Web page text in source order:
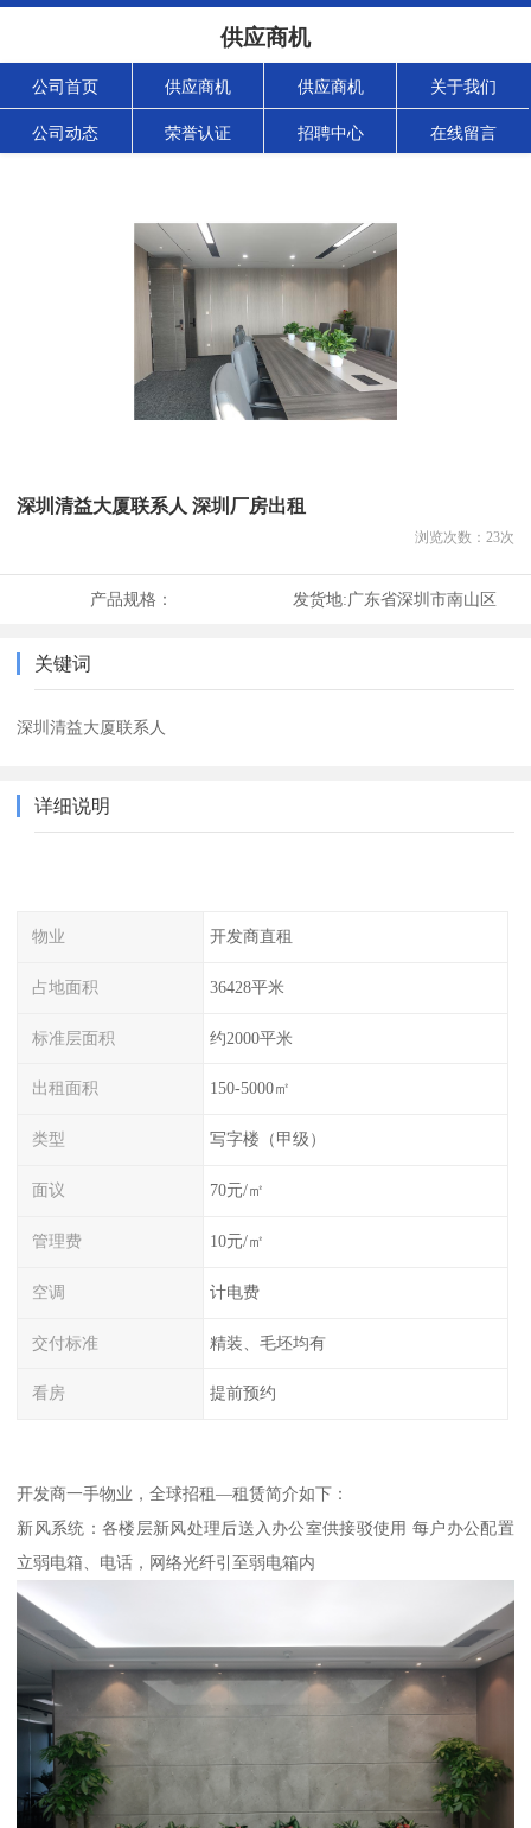
供应商机
公司首页 供应商机 供应商机 关于我们
公司动态 荣誉认证 招聘中心 在线留言
深圳清益大厦联系人 深圳厂房出租
浏览次数： 23次
产品规格： 发货地:广东省深圳市南山区
关键词
深圳清益大厦联系人
详细说明
物业 开发商直租
占地面积 36428平米
标准层面积 约2000平米
出租面积 150-5000㎡
类型 写字楼（甲级）
面议 70元/㎡
管理费 10元/㎡
空调 计电费
交付标准 精装、毛坯均有
看房 提前预约
开发商一手物业，全球招租—租赁简介如下：
新风系统：各楼层新风处理后送入办公室供接驳使用 每户办公配置
立弱电箱、电话，网络光纤引至弱电箱内